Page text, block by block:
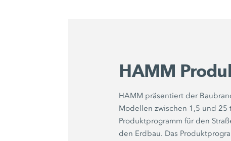
HAMM
HAMM präsentiert der
Modellen zwischen 1,5 und 25
Produktprogramm für den
den Erdbau. Das